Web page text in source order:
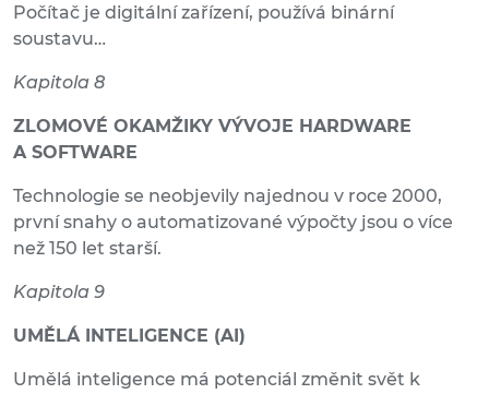
Počítač je digitální zařízení, používá binární
soustavu…
Kapitola 8
ZLOMOVÉ OKAMŽIKY VÝVOJE HARDWARE
A SOFTWARE
Technologie se neobjevily najednou v roce 2000,
první snahy o automatizované výpočty jsou o více
než 150 let starší.
Kapitola 9
UMĚLÁ INTELIGENCE (AI)
Umělá inteligence má potenciál změnit svět k